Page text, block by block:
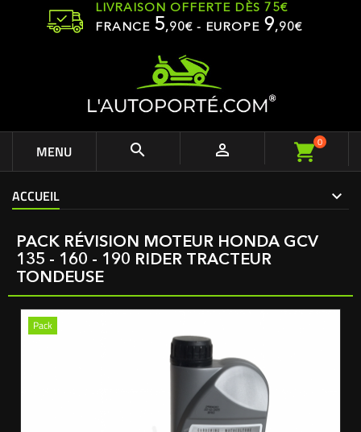
LIVRAISON OFFERTE DÈS 75€
FRANCE 5,90€ - EUROPE 9,90€
MENU   0
ACCUEIL
PACK RÉVISION MOTEUR HONDA GCV
135 - 160 - 190 RIDER TRACTEUR
TONDEUSE
Pack